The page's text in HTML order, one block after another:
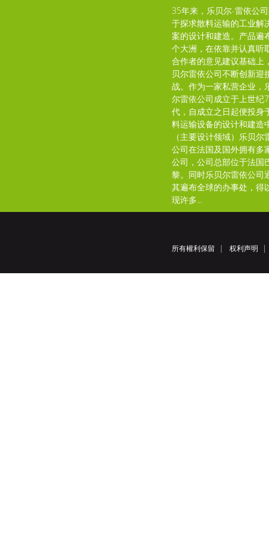
35年来，乐贝尔-雷依公
于探求散料运输的工业解
案的设计和建造。产品遍
个大洲，在依靠并认真听
合作者的意见建议基础上
贝尔雷依公司不断创新迎
战。作为一家私营企业，
尔雷依公司成立于上世纪
代，自成立之日起便投身
料运输设备的设计和建造
（主要设计领域）乐贝尔
公司在法国及国外拥有多
公司，公司总部位于法国
黎。同时乐贝尔雷依公司
其遍布全球的办事处，得
现许多...
所有權利保留 权利声明